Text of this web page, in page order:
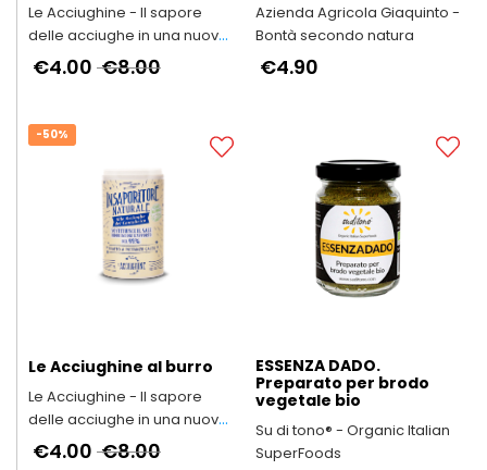
Le Acciughine - Il sapore
delle acciughe in una nuova
forma
€8.00
€4.00
Azienda Agricola Giaquinto -
Bontà secondo natura
€4.90
-50%
Le Acciughine al burro
Le Acciughine - Il sapore
delle acciughe in una nuova
forma
€8.00
€4.00
ESSENZA DADO.
Preparato per brodo
vegetale bio
Su di tono® - Organic Italian
SuperFoods